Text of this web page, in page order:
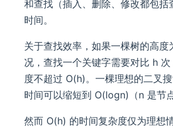
和查找（插入、删除、修改都包括
时间。
关于查找效率，如果一棵树的高度
况，查找一个关键字需要对比 h
度不超过 O(h)。一棵理想的二叉
时间可以缩短到 O(logn)（n 是节
然而 O(h) 的时间复杂度仅为理想